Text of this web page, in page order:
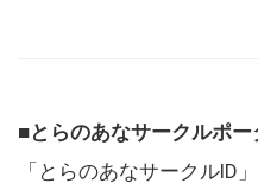
■とらのあなサークルポ
「とらのあなサークルID